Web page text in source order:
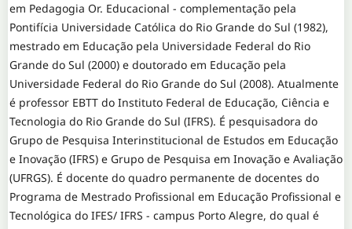
em Pedagogia Or. Educacional - complementação pela
Pontifícia Universidade Católica do Rio Grande do Sul (1982),
mestrado em Educação pela Universidade Federal do Rio
Grande do Sul (2000) e doutorado em Educação pela
Universidade Federal do Rio Grande do Sul (2008). Atualmente
é professor EBTT do Instituto Federal de Educação, Ciência e
Tecnologia do Rio Grande do Sul (IFRS). É pesquisadora do
Grupo de Pesquisa Interinstitucional de Estudos em Educação
e Inovação (IFRS) e Grupo de Pesquisa em Inovação e Avaliação
(UFRGS). É docente do quadro permanente de docentes do
Programa de Mestrado Profissional em Educação Profissional e
Tecnológica do IFES/ IFRS - campus Porto Alegre, do qual é